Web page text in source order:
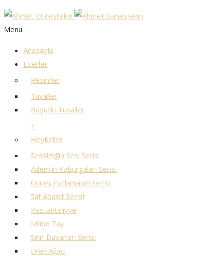
Menu
Anasayfa
Eserler
Resimler
Tuvaller
Boyutlu Tuvaller
+
Heykeller
Sessizliğin Sesi Serisi
Adem’in Kaburgaları Serisi
Güneş Patlamaları Serisi
Saf Adalet Serisi
Kostantiniyye
Milion Taşı
Sınır Duvarları Serisi
Dilek Ağacı